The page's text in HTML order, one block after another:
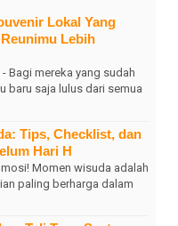
Lokal Yang
Lebih
Bagi mereka yang sudah
baru saja lulus dari semua
Tips, Checklist, dan
Hari H
Momen wisuda adalah
paling berharga dalam